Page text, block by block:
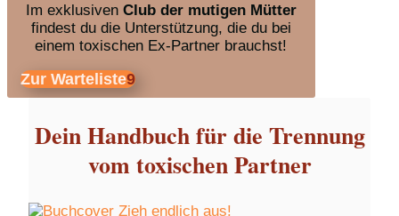
Im exklusiven Club der mutigen Mütter
findest du die Unterstützung, die du bei
einem toxischen Ex-Partner brauchst!
Zur Warteliste
Dein Handbuch für die Trennung
vom toxischen Partner